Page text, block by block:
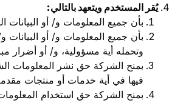
يُقر المستخدم ويتعهد بالتالي:
بأن جميع المعلومات و/ أو
بأن جميع المعلومات و/ أو البيانات
وتحمله أية مسؤولية، و/ أو أضرار
بمنح الشركة حق نشر المعلومات
فيها في أية خدمات أو منتجات
بمنح الشركة حق استخدام